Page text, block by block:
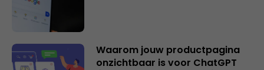
Waarom jouw productpagina
onzichtbaar is voor ChatGPT